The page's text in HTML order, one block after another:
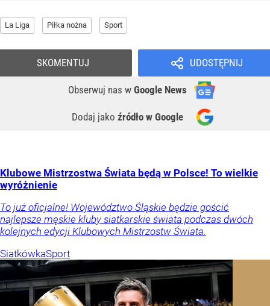
La Liga Piłka nożna Sport
UDOSTĘPNIJ
Obserwuj nas w Google News
Dodaj jako źródło w Google
SKOMENTUJ
Klubowe Mistrzostwa Świata będą w Polsce! To wielkie
wyróżnienie
To już oficjalne! Województwo Śląskie będzie gościć
najlepsze męskie kluby siatkarskie świata podczas dwóch
kolejnych edycji Klubowych Mistrzostw Świata.
SiatkówkaSport